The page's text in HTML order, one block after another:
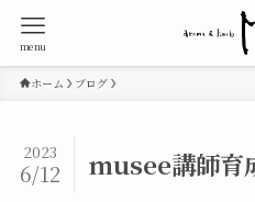
menu
ホーム ブログ
musee講師育
2023
6/12